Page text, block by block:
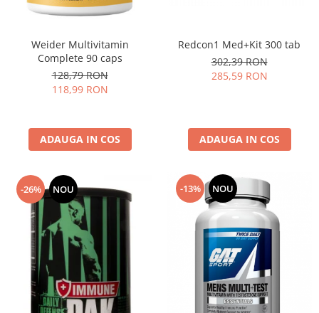
Weider Multivitamin
Complete 90 caps
128,79 RON
118,99 RON
ADAUGA IN COS
Redcon1 Med+Kit 300 tab
302,39 RON
285,59 RON
ADAUGA IN COS
-26% NOU -13% NOU